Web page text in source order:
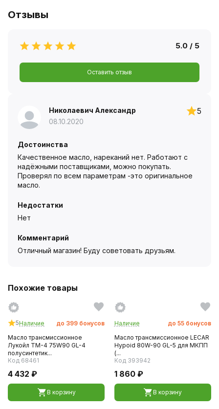
Отзывы
5.0 / 5
Оставить отзыв
Николаевич Александр
08.10.2020
5
Достоинства
Качественное масло, нареканий нет. Работают с
надёжными поставщиками, можно покупать.
Проверял по всем параметрам -это оригинальное
масло.
Недостатки
Нет
Комментарий
Отличный магазин! Буду советовать друзьям.
Похожие товары
5Наличие до 399 бонусов
Масло трансмиссионное
Лукойл ТМ-4 75W90 GL-4
полусинтетик...
Код 68461
4 432 ₽
В корзину
Наличие до 55 бонусов
Масло трансмиссионное LECAR
Hypoid 80W-90 GL-5 для МКПП
(...
Код 393942
1 860 ₽
В корзину